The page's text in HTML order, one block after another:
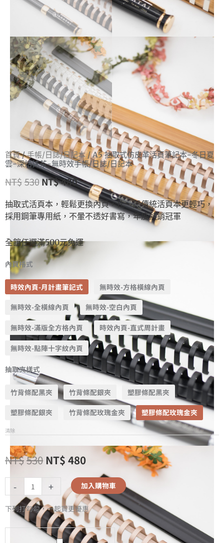
首頁/手帳/日誌/日記本/ A5 抽取式仿皮革活頁筆記本-冬日夏
雲-深焙抹茶-無時效手帳/日誌/日記本
NT$530NT$480
抽取式活頁本，輕鬆更換內頁，比一般傳統活頁本更輕巧，
採用鋼筆專用紙，不暈不透好書寫，年度熱銷冠軍
全館任選滿500元免運
內頁格式
時效內頁-月計畫筆記式 無時效-方格橫線內頁
無時效-全橫線內頁 無時效-空白內頁
無時效-滿版全方格內頁 時效內頁-直式周計畫
無時效-點陣十字紋內頁
抽取夾樣式
竹背條配黑夾 竹背條配銀夾 塑膠條配黑夾
塑膠條配銀夾 竹背條配玫瑰金夾 塑膠條配玫瑰金夾
清除
NT$530 NT$ 480
- + 加入購物車
下列打勾勾，一起買更優惠